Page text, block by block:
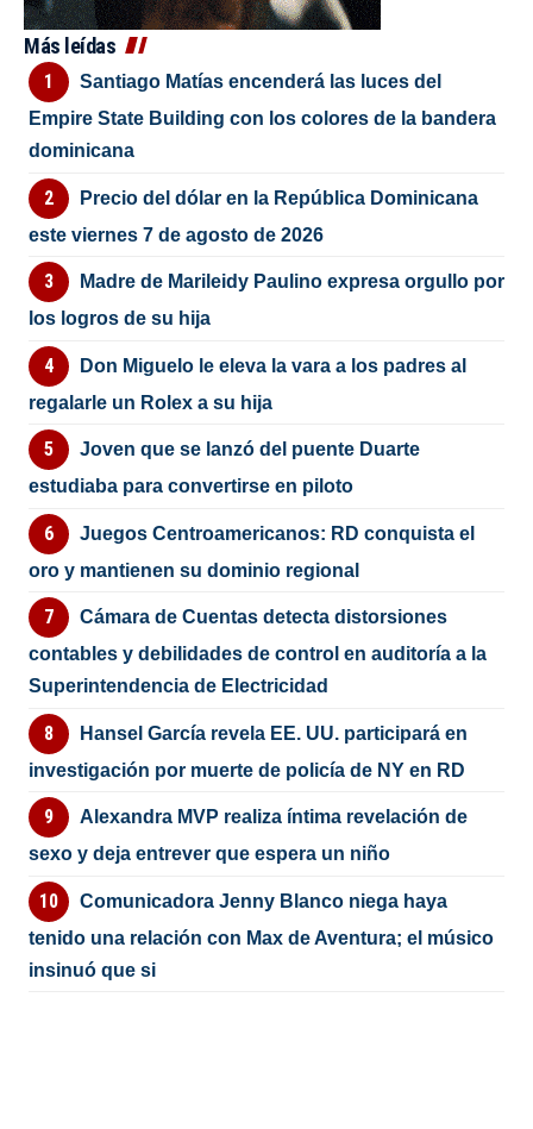
Más leídas
Santiago Matías encenderá las luces del
Empire State Building con los colores de la bandera
dominicana
Precio del dólar en la República Dominicana
este viernes 7 de agosto de 2026
Madre de Marileidy Paulino expresa orgullo por
los logros de su hija
Don Miguelo le eleva la vara a los padres al
regalarle un Rolex a su hija
Joven que se lanzó del puente Duarte
estudiaba para convertirse en piloto
Juegos Centroamericanos: RD conquista el
oro y mantienen su dominio regional
Cámara de Cuentas detecta distorsiones
contables y debilidades de control en auditoría a la
Superintendencia de Electricidad
Hansel García revela EE. UU. participará en
investigación por muerte de policía de NY en RD
Alexandra MVP realiza íntima revelación de
sexo y deja entrever que espera un niño
Comunicadora Jenny Blanco niega haya
tenido una relación con Max de Aventura; el músico
insinuó que si